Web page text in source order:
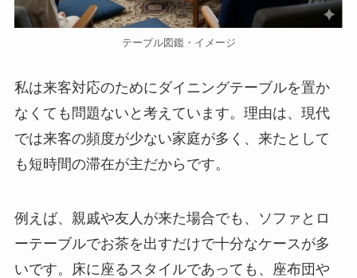
テーブル図鑑・イメージ
私は来客対応のためにダイニングテーブルを置か
なくても問題ないと考えています。理由は、現代
では来客の頻度が少ない家庭が多く、来たとして
も短時間の滞在が主だからです。
例えば、親戚や友人が来た場合でも、ソファとロ
ーテーブルでお茶を出すだけで十分なケースが多
いです。床に座るスタイルであっても、座布団や